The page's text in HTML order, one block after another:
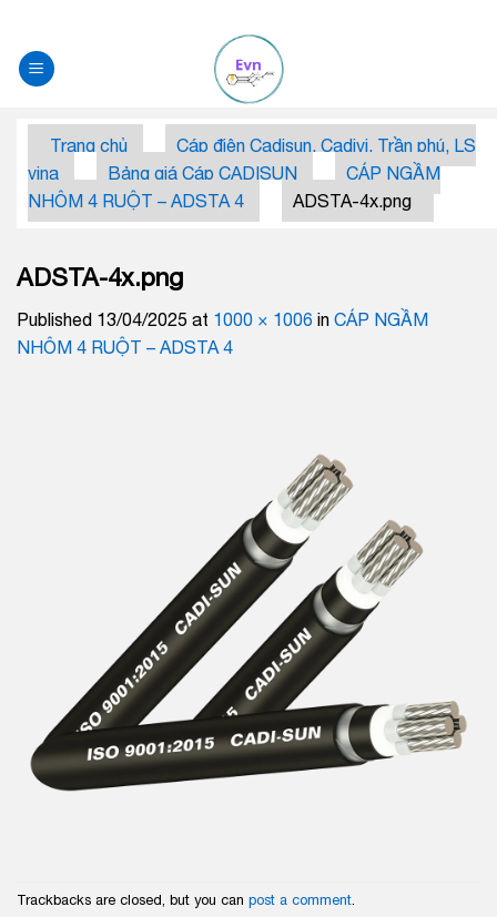
Trang chủ
Cáp điện Cadisun, Cadivi, Trần phú, LS
vina
Bảng giá Cáp CADISUN
CÁP NGẦM
NHÔM 4 RUỘT – ADSTA 4
ADSTA-4x.png
ADSTA-4x.png
Published 13/04/2025 at 1000 × 1006 in CÁP NGẦM
NHÔM 4 RUỘT – ADSTA 4
Trackbacks are closed, but you can post a comment.